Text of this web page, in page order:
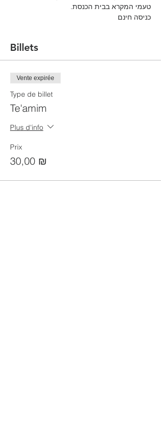
טעמי המקרא בבית הכנסת.
כניסה חינם
Billets
Vente expirée
Type de billet
Te'amim
Plus d'info
Prix
30,00 ₪